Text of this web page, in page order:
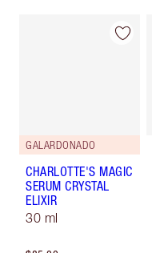
GALARDONADO
CHARLOTTE'S MAGIC
SERUM CRYSTAL
ELIXIR
30 ml